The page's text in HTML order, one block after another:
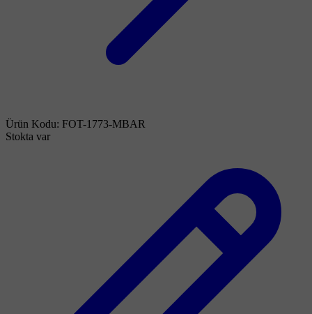
Ürün Kodu: FOT-1773-MBAR
Stokta var